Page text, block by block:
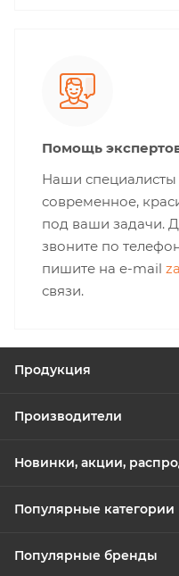
Помощь
Наши специалисты
современное,
под ваши задачи.
звоните по
пишите на e-mail
связи.
Продукция
Производители
Новинки, акции,
Популярные категории
Популярные бренды